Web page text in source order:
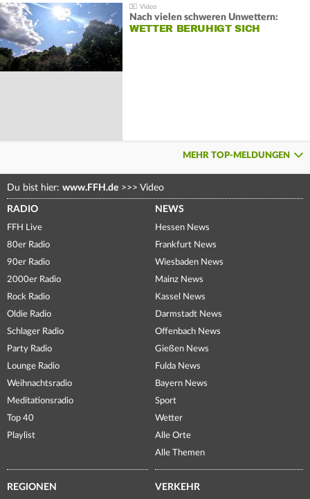
Nach vielen schweren Unwettern:
WETTER BERUHIGT SICH
MEHR TOP-MELDUNGEN
Du bist hier: www.FFH.de >>> Video
RADIO
FFH Live
80er Radio
90er Radio
2000er Radio
Rock Radio
Oldie Radio
Schlager Radio
Party Radio
Lounge Radio
Weihnachtsradio
Meditationsradio
Top 40
Playlist
NEWS
Hessen News
Frankfurt News
Wiesbaden News
Mainz News
Kassel News
Darmstadt News
Offenbach News
Gießen News
Fulda News
Bayern News
Sport
Wetter
Alle Orte
Alle Themen
REGIONEN VERKEHR